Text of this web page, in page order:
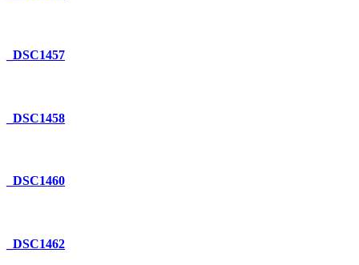
_DSC1457
_DSC1458
_DSC1460
_DSC1462